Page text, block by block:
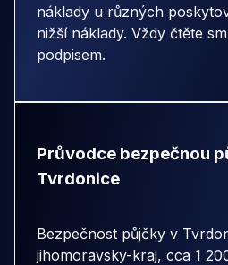
náklady u různých
nižší náklady. Vždy čtěte
podpisem.
Průvodce bezpečnou
Tvrdonice
Bezpečnost půjčky v
jihomoravsky-kraj, cca 1